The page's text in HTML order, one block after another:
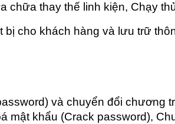
chữa thay thế linh kiện, Chạy
bị cho khách hàng và lưu trữ
và chuyển đổi chương
mật khẩu (Crack password),